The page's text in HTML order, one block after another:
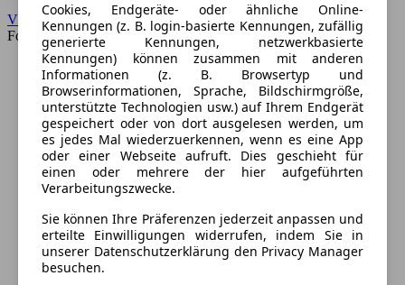
VW
Forum
Cookies, Endgeräte- oder ähnliche Online-
Kennungen (z. B. login-basierte Kennungen, zufällig
generierte Kennungen, netzwerkbasierte
Kennungen) können zusammen mit anderen
Informationen (z. B. Browsertyp und
Browserinformationen, Sprache, Bildschirmgröße,
unterstützte Technologien usw.) auf Ihrem Endgerät
gespeichert oder von dort ausgelesen werden, um
es jedes Mal wiederzuerkennen, wenn es eine App
oder einer Webseite aufruft. Dies geschieht für
einen oder mehrere der hier aufgeführten
Verarbeitungszwecke.
Sie können Ihre Präferenzen jederzeit anpassen und
erteilte Einwilligungen widerrufen, indem Sie in
unserer Datenschutzerklärung den Privacy Manager
besuchen.